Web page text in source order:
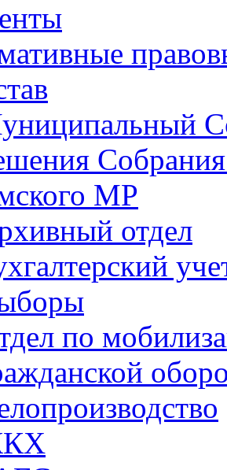
МР
отдел
по